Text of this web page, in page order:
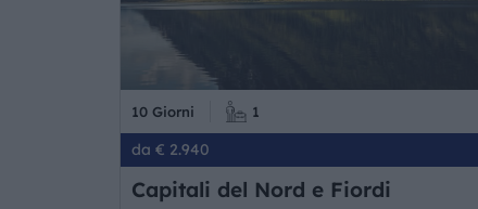
10 Giorni 1
da € 2.940
Capitali del Nord e Fiordi